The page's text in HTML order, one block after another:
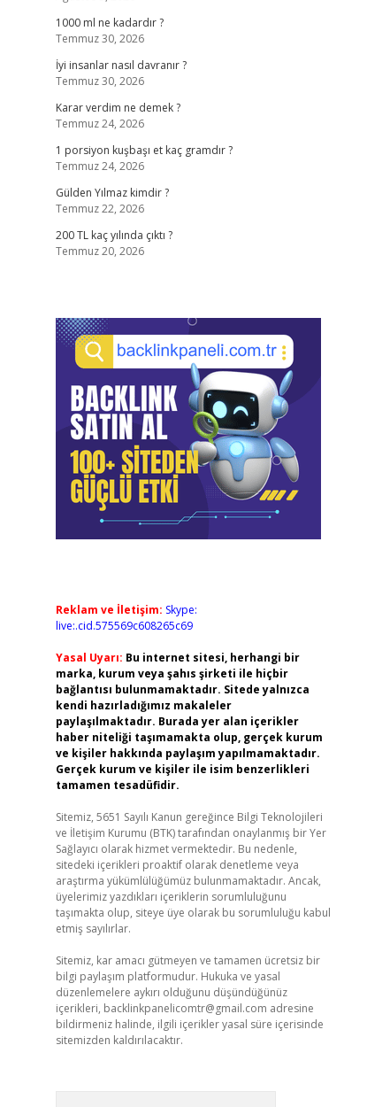
1000 ml ne kadardır ?
Temmuz 30, 2026
İyi insanlar nasıl davranır ?
Temmuz 30, 2026
Karar verdim ne demek ?
Temmuz 24, 2026
1 porsiyon kuşbaşı et kaç gramdır ?
Temmuz 24, 2026
Gülden Yılmaz kimdir ?
Temmuz 22, 2026
200 TL kaç yılında çıktı ?
Temmuz 20, 2026
Reklam ve İletişim: Skype:
live:.cid.575569c608265c69
Yasal Uyarı: Bu internet sitesi, herhangi bir
marka, kurum veya şahıs şirketi ile hiçbir
bağlantısı bulunmamaktadır. Sitede yalnızca
kendi hazırladığımız makaleler
paylaşılmaktadır. Burada yer alan içerikler
haber niteliği taşımamakta olup, gerçek kurum
ve kişiler hakkında paylaşım yapılmamaktadır.
Gerçek kurum ve kişiler ile isim benzerlikleri
tamamen tesadüfidir.
Sitemiz, 5651 Sayılı Kanun gereğince Bilgi Teknolojileri
ve İletişim Kurumu (BTK) tarafından onaylanmış bir Yer
Sağlayıcı olarak hizmet vermektedir. Bu nedenle,
sitedeki içerikleri proaktif olarak denetleme veya
araştırma yükümlülüğümüz bulunmamaktadır. Ancak,
üyelerimiz yazdıkları içeriklerin sorumluluğunu
taşımakta olup, siteye üye olarak bu sorumluluğu kabul
etmiş sayılırlar.
Sitemiz, kar amacı gütmeyen ve tamamen ücretsiz bir
bilgi paylaşım platformudur. Hukuka ve yasal
düzenlemelere aykırı olduğunu düşündüğünüz
içerikleri, backlinkpanelicomtr@gmail.com adresine
bildirmeniz halinde, ilgili içerikler yasal süre içerisinde
sitemizden kaldırılacaktır.